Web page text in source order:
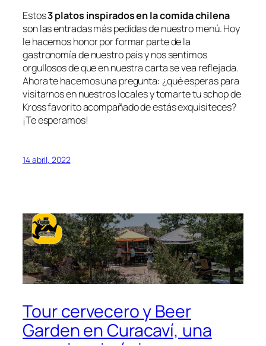
Estos3 platos inspirados en la comida chilena
son las entradas más pedidas de nuestro menú. Hoy
le hacemos honor por formar parte de la
gastronomía de nuestro país y nos sentimos
orgullosos de que en nuestra carta se vea reflejada.
Ahora te hacemos una pregunta: ¿qué esperas para
visitarnos en nuestros locales y tomarte tu schop de
Kross favorito acompañado de estás exquisiteces?
¡Te esperamos!
14 abril, 2022
Tour cervecero y Beer
Garden en Curacaví, una